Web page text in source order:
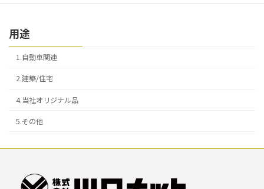
用途
1.自動車関連
2.建築/住宅
4.当社オリジナル品
5.その他